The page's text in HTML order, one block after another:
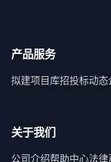
产品服务
拟建项目库招投标动态
关于我们
公司介绍帮助中心法律